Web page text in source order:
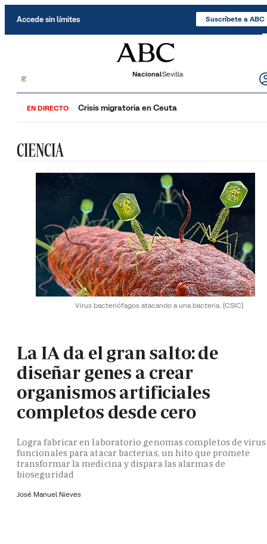
Accede sin límites Suscríbete a ABC
NacionalSevilla
EN DIRECTO Crisis migratoria en Ceuta
CIENCIA
Virus bacteriófagos atacando a una bacteria. (CSIC)
La IA da el gran salto: de
diseñar genes a crear
organismos artificiales
completos desde cero
Logra fabricar en laboratorio genomas completos de virus
funcionales para atacar bacterias, un hito que promete
transformar la medicina y dispara las alarmas de
bioseguridad
José Manuel Nieves